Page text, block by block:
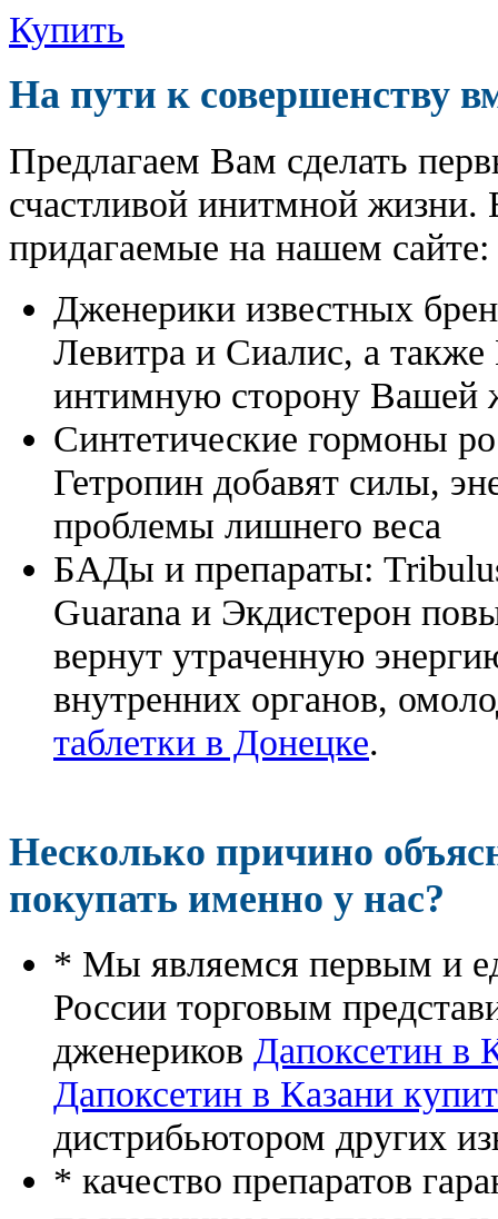
Купить
На пути к совершенству
Предлагаем Вам сделать
счастливой инитмной жизни.
придагаемые на нашем сайте:
Дженерики известных
Левитра и Сиалис, а
интимную сторону Вашей
Синтетические гормоны
Гетропин добавят силы,
проблемы лишнего веса
БАДы и препараты:
Guarana и Экдистерон
вернут утраченную
внутренних органов,
таблетки в Донецке.
Несколько причино
покупать именно у нас?
* Мы являемся первым и
России торговым
дженериков Дапоксетин в
Дапоксетин в Казани
дистрибьютором других
* качество препаратов